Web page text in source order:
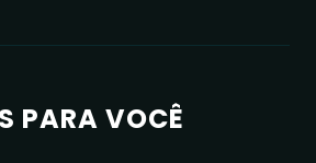
PARA VOCÊ